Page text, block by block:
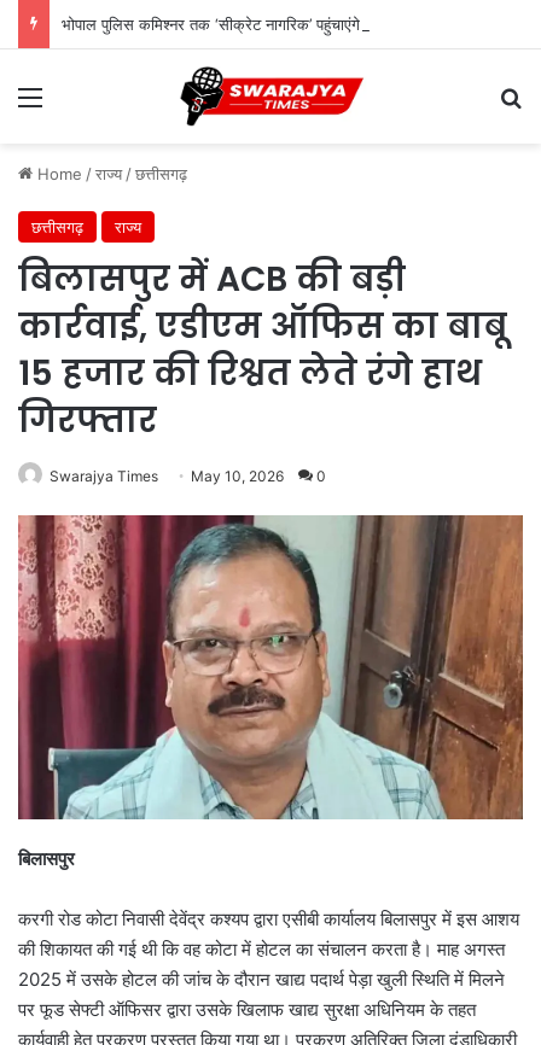
Menu
Home /राज्य /छत्तीसगढ़
छत्तीसगढ़ राज्य
बिलासपुर में ACB की बड़ी
कार्रवाई, एडीएम ऑफिस का बाबू
15 हजार की रिश्वत लेते रंगे हाथ
गिरफ्तार
Swarajya Times May 10, 2026 0
बिलासपुर
करगी रोड कोटा निवासी देवेंद्र कश्यप द्वारा एसीबी कार्यालय बिलासपुर में इस आशय
की शिकायत की गई थी कि वह कोटा में होटल का संचालन करता है। माह अगस्त
2025 में उसके होटल की जांच के दौरान खाद्य पदार्थ पेड़ा खुली स्थिति में मिलने
पर फूड सेफ्टी ऑफिसर द्वारा उसके खिलाफ खाद्य सुरक्षा अधिनियम के तहत
कार्यवाही हेतु प्रकरण प्रस्तुत किया गया था। प्रकरण अतिरिक्त जिला दंडाधिकारी